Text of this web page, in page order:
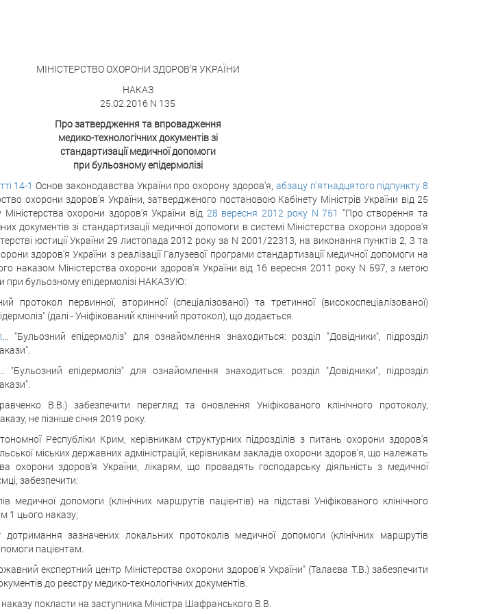
МІНІСТЕРСТВО ОХОРОНИ ЗДОРОВ'Я УКРАЇНИ
НАКАЗ
25.02.2016 N 135
Про затвердження та впровадження
медико-технологічних документів зі
стандартизації медичної допомоги
при бульозному епідермолізі
14-1 Основ законодавства України про охорону здоров'я, абзацу п'ятнадцятого підпункту 8
охорони здоров'я України, затвердженого постановою Кабінету Міністрів України від 25
охорони здоров'я України від 28 вересня 2012 року N 751 "Про створення та
документів зі стандартизації медичної допомоги в системі Міністерства охорони здоров'я
юстиції України 29 листопада 2012 року за N 2001/22313, на виконання пунктів 2, 3 та
здоров'я України з реалізації Галузевої програми стандартизації медичної допомоги на
наказом Міністерства охорони здоров'я України від 16 вересня 2011 року N 597, з метою
при бульозному епідермолізі НАКАЗУЮ:
протокол первинної, вторинної (спеціалізованої) та третинної (високоспеціалізованої)
(далі - Уніфікований клінічний протокол), що додається.
... "Бульозний епідермоліз" для ознайомлення знаходиться: розділ "Довідники", підрозділ
... "Бульозний епідермоліз" для ознайомлення знаходиться: розділ "Довідники", підрозділ
В.В.) забезпечити перегляд та оновлення Уніфікованого клінічного протоколу,
не пізніше січня 2019 року.
Республіки Крим, керівникам структурних підрозділів з питань охорони здоров'я
міських державних адміністрацій, керівникам закладів охорони здоров'я, що належать
охорони здоров'я України, лікарям, що провадять господарську діяльність з медичної
забезпечити:
медичної допомоги (клінічних маршрутів пацієнтів) на підставі Уніфікованого клінічного
1 цього наказу;
зазначених локальних протоколів медичної допомоги (клінічних маршрутів
пацієнтам.
експертний центр Міністерства охорони здоров'я України" (Талаєва Т.В.) забезпечити
до реєстру медико-технологічних документів.
покласти на заступника Міністра Шафранського В.В.